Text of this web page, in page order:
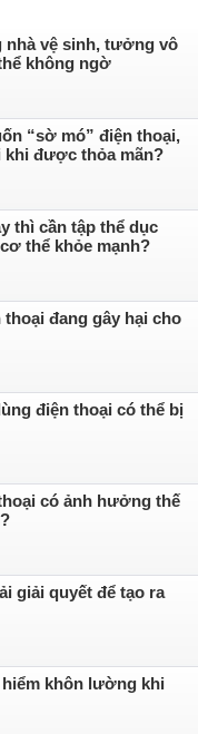
nhà vệ sinh, tưởng vô
không ngờ
“sờ mó” điện thoại,
khi được thỏa mãn?
thì cần tập thể dục
thể khỏe mạnh?
đang gây hại cho
điện thoại có thể bị
có ảnh hưởng thế
giải quyết để tạo ra
khôn lường khi